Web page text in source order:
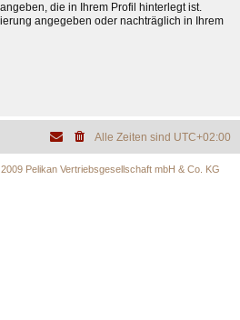
die in Ihrem Profil hinterlegt ist.
angegeben oder nachträglich in Ihrem
Alle Zeiten sind UTC+02:00
Pelikan Vertriebsgesellschaft mbH & Co. KG